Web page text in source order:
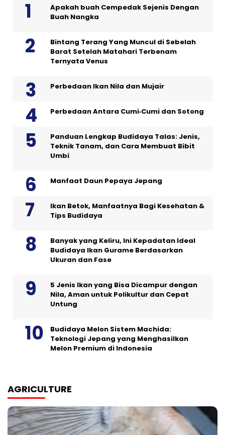
Apakah buah Cempedak Sejenis Dengan
Buah Nangka
Bintang Terang Yang Muncul di Sebelah
Barat Setelah Matahari Terbenam
Ternyata Venus
Perbedaan Ikan Nila dan Mujair
Perbedaan Antara Cumi‑Cumi dan Sotong
Panduan Lengkap Budidaya Talas: Jenis,
Teknik Tanam, dan Cara Membuat Bibit
Umbi
Manfaat Daun Pepaya Jepang
Ikan Betok, Manfaatnya Bagi Kesehatan &
Tips Budidaya
Banyak yang Keliru, Ini Kepadatan Ideal
Budidaya Ikan Gurame Berdasarkan
Ukuran dan Fase
5 Jenis Ikan yang Bisa Dicampur dengan
Nila, Aman untuk Polikultur dan Cepat
Untung
Budidaya Melon Sistem Machida:
Teknologi Jepang yang Menghasilkan
Melon Premium di Indonesia
AGRICULTURE